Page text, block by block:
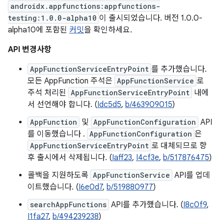
androidx.appfunctions:appfunctions-
testing:1.0.0-alpha10 이 출시되었습니다. 버전 1.0.0-
alpha10에 포함된 커밋을 확인하세요.
API 변경사항
AppFunctionServiceEntryPoint 를 추가했습니다.
모든 AppFunction 주석은 AppFunctionService 로
주석 처리된 AppFunctionServiceEntryPoint 내에
서 선언해야 합니다. (Idc5d5, b/463909015)
AppFunction 및 AppFunctionConfiguration API
를 이동했습니다 . AppFunctionConfiguration 은
AppFunctionServiceEntryPoint 로 대체되므로 향
후 출시에서 삭제됩니다. (Iaff23, I4cf3e, b/517876475)
콜백을 지원하도록 AppFunctionService API를 업데
이트했습니다. (I6e0d7, b/519880977)
searchAppFunctions API를 추가했습니다. (I8c0f9,
I1fa27, b/494239238)